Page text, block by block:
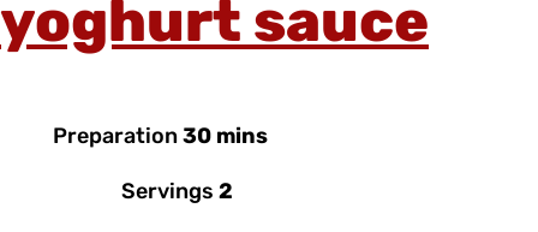
yoghurt sauce
Preparation30 mins
Servings 2